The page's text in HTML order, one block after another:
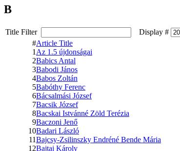
B
Title Filter
Display #
#Article Title
1 Az 1.5 újdonságai
2Babics Antal
3Babodi János
4Babos Zoltán
5Babóthy Ferenc
6Bácsalmási József
7Bacsik József
8Bacskai Istvánné Zöld Terézia
9Baczoni Jenő
10Badari László
11Bajcsy-Zsilinszky Endréné Bende Mária
12Bajtai Károly